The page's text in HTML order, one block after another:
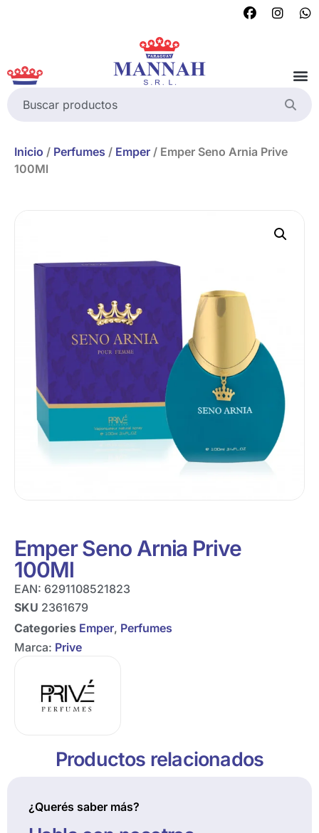
Inicio / Perfumes / Emper / Emper Seno Arnia Prive
100Ml
Emper Seno Arnia Prive
100Ml
EAN: 6291108521823
SKU 2361679
Categories Emper, Perfumes
Marca: Prive
Productos relacionados
¿Querés saber más?